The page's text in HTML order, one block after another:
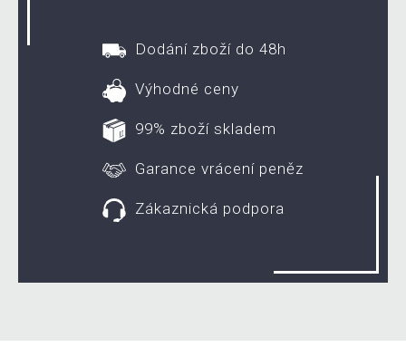
Dodání zboží do 48h
Výhodné ceny
99% zboží skladem
Garance vrácení peněz
Zákaznická podpora